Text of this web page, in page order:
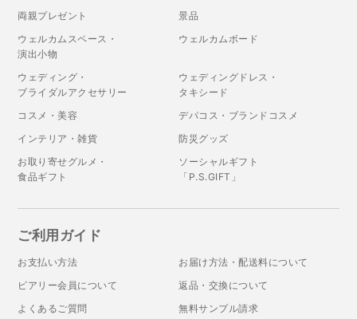
両親プレゼント
景品
ウェルカムスペース・
演出小物
ウェルカムボード
ウェディング・
ブライダルアクセサリー
ウェディングドレス・
タキシード
コスメ・美容
デパコス・ブランドコスメ
インテリア・雑貨
防災グッズ
お取り寄せグルメ・
食品ギフト
ソーシャルギフト
「P.S.GIFT」
ご利用ガイド
お支払い方法
お届け方法・配送料について
ピアリー会員について
返品・交換について
よくあるご質問
無料サンプル請求